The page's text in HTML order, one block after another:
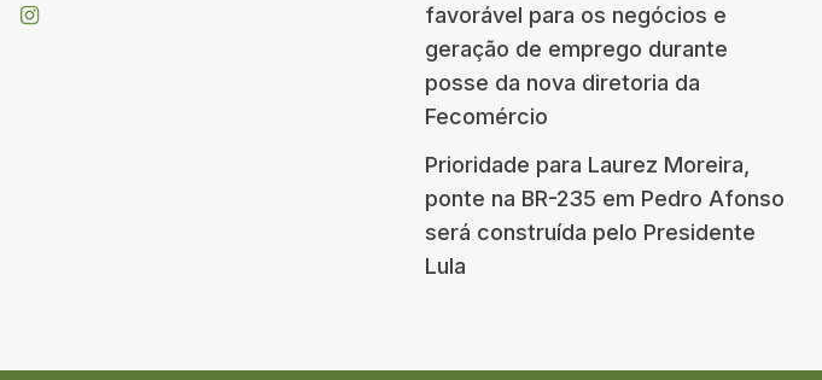
favorável para os negócios e
geração de emprego durante
posse da nova diretoria da
Fecomércio
Prioridade para Laurez Moreira,
ponte na BR-235 em Pedro Afonso
será construída pelo Presidente
Lula